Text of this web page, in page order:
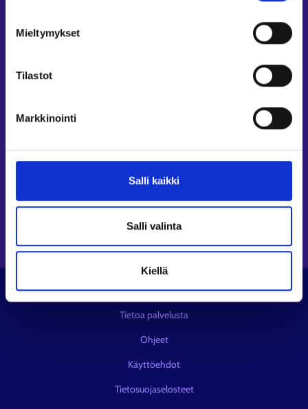
Mieltymykset
Tilastot
Markkinointi
Salli kaikki
Salli valinta
Kiellä
Osaamispolku⁠
Seuraa meitä
LinkedIn⁠
Youtube⁠
© KEHA-keskus
Tietoa palvelusta
Ohjeet
Käyttöehdot
Tietosuojaselosteet